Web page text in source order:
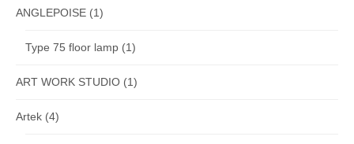
ANGLEPOISE (1)
Type 75 floor lamp (1)
ART WORK STUDIO (1)
Artek (4)